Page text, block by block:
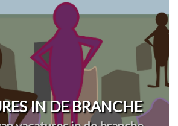
IN DE BRANCHE